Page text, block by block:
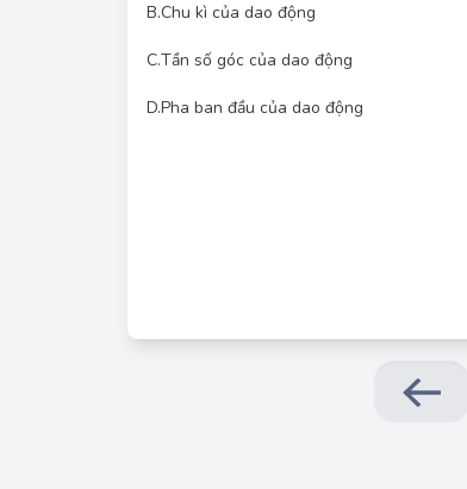
B.Chu kì của dao động
C.Tần số góc của dao động
D.Pha ban đầu của dao động